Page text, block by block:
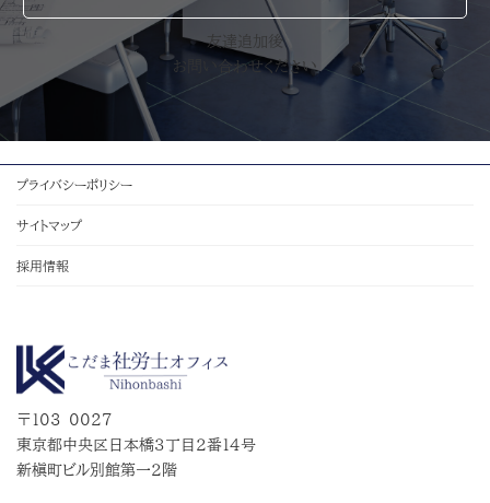
友達追加後
お問い合わせください
プライバシーポリシー
サイトマップ
採用情報
〒103-0027
東京都中央区日本橋３丁目２番１４号
新槇町ビル別館第一２階